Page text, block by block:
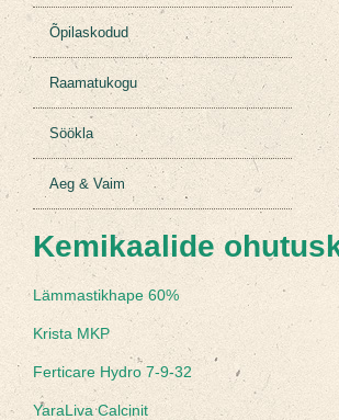
Õpilaskodud
Raamatukogu
Söökla
Aeg & Vaim
Kemikaalide
Lämmastikhape 60%
Krista MKP
Ferticare Hydro 7-9-32
YaraLiva Calcinit